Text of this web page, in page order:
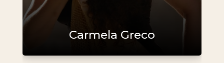
Carmela Greco